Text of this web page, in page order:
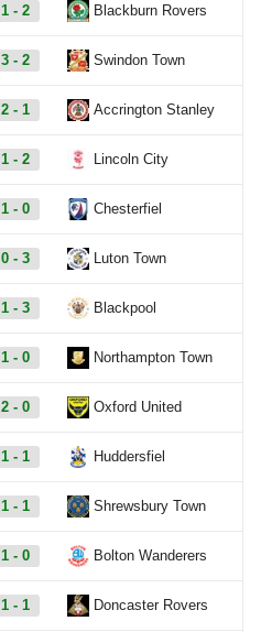
1 - 2 Blackburn Rovers
3 - 2 Swindon Town
2 - 1 Accrington Stanley
1 - 2 Lincoln City
1 - 0 Chesterfiel
0 - 3 Luton Town
1 - 3 Blackpool
1 - 0 Northampton Town
2 - 0 Oxford United
1 - 1 Huddersfiel
1 - 1 Shrewsbury Town
1 - 0 Bolton Wanderers
1 - 1 Doncaster Rovers